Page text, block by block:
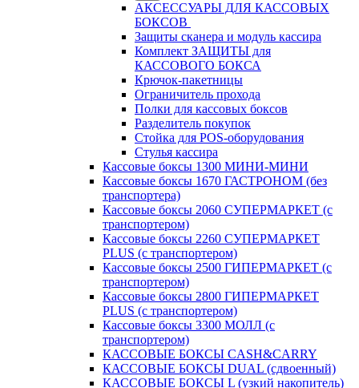
АКСЕССУАРЫ ДЛЯ КАССОВЫХ
БОКСОВ
Защиты сканера и модуль кассира
Комплект ЗАЩИТЫ для
КАССОВОГО БОКСА
Крючок-пакетницы
Ограничитель прохода
Полки для кассовых боксов
Разделитель покупок
Стойка для POS-оборудования
Стулья кассира
Кассовые боксы 1300 МИНИ-МИНИ
Кассовые боксы 1670 ГАСТРОНОМ (без
транспортера)
Кассовые боксы 2060 СУПЕРМАРКЕТ (с
транспортером)
Кассовые боксы 2260 СУПЕРМАРКЕТ
PLUS (с транспортером)
Кассовые боксы 2500 ГИПЕРМАРКЕТ (с
транспортером)
Кассовые боксы 2800 ГИПЕРМАРКЕТ
PLUS (с транспортером)
Кассовые боксы 3300 МОЛЛ (с
транспортером)
КАССОВЫЕ БОКСЫ CASH&CARRY
КАССОВЫЕ БОКСЫ DUAL (сдвоенный)
КАССОВЫЕ БОКСЫ L (узкий накопитель)